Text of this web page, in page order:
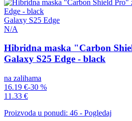
Galaxy S25 Edge
N/A
Hibridna maska "Carbon
Galaxy S25 Edge - black
na zalihama
16.19 €-30 %
11.33 €
Proizvoda u ponudi: 46 - Pogledaj